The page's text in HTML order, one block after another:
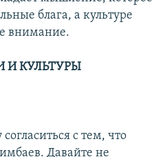
блага, а культуре
внимание.
И КУЛЬТУРЫ
с тем, что
Давайте не